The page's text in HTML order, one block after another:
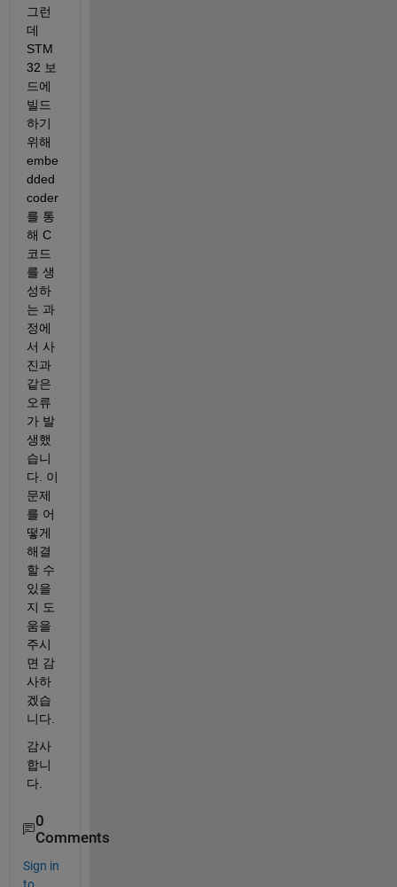
그런
데
STM
32 보
드에
빌드
하기
위해
embe
dded
coder
를 통
해 C
코드
를 생
성하
는 과
정에
서 사
진과
같은
오류
가 발
생했
습니
다. 이
문제
를 어
떻게
해결
할 수
있을
지 도
움을
주시
면 감
사하
겠습
니다.
감사
합니
다.
0
Comments
Sign in
to